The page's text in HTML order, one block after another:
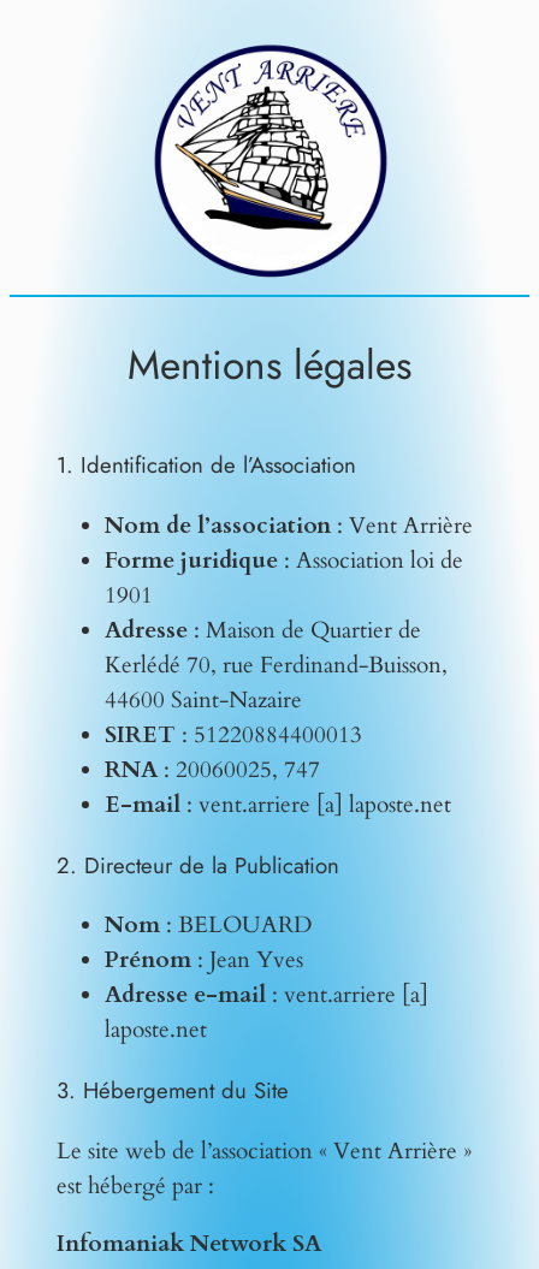
Mentions légales
1. Identification de l’Association
Nom de l’association: Vent Arrière
Forme juridique: Association loi de
1901
Adresse: Maison de Quartier de
Kerlédé 70, rue Ferdinand-Buisson,
44600 Saint-Nazaire
SIRET : 51220884400013
RNA: 20060025, 747
E-mail: vent.arriere [a] laposte.net
2. Directeur de la Publication
Nom: BELOUARD
Prénom: Jean Yves
Adresse e-mail: vent.arriere [a]
laposte.net
3. Hébergement du Site
Le site web de l’association « Vent Arrière »
est hébergé par :
Infomaniak Network SA